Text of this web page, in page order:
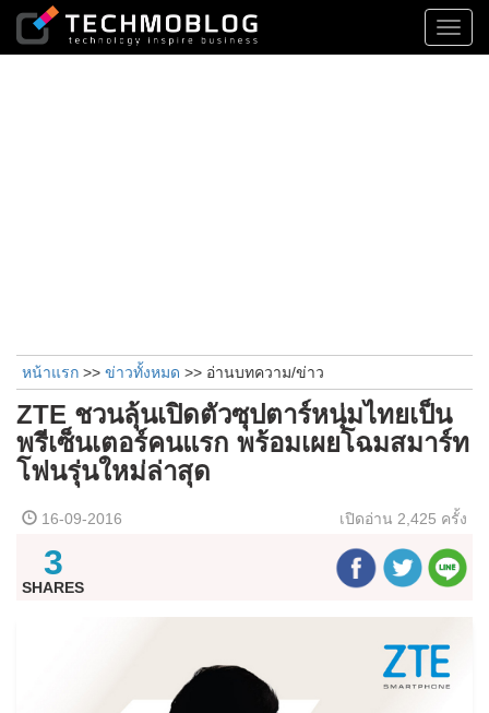
หน้าแรก >> ข่าวทั้งหมด >> อ่านบทความ/ข่าว
ZTE ชวนลุ้นเปิดตัวซุปตาร์หนุ่มไทยเป็น
พรีเซ็นเตอร์คนแรก พร้อมเผยโฉมสมาร์ท
โฟนรุ่นใหม่ล่าสุด
16-09-2016 เปิดอ่าน 2,425 ครั้ง
3
SHARES